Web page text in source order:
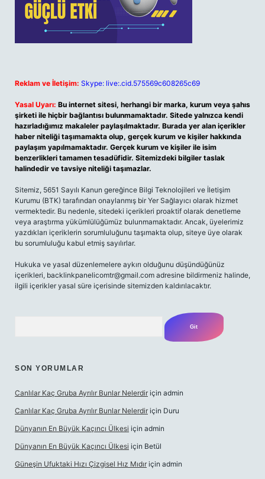
Reklam ve İletişim: Skype: live:.cid.575569c608265c69
Yasal Uyarı: Bu internet sitesi, herhangi bir marka, kurum veya şahıs
şirketi ile hiçbir bağlantısı bulunmamaktadır. Sitede yalnızca kendi
hazırladığımız makaleler paylaşılmaktadır. Burada yer alan içerikler
haber niteliği taşımamakta olup, gerçek kurum ve kişiler hakkında
paylaşım yapılmamaktadır. Gerçek kurum ve kişiler ile isim
benzerlikleri tamamen tesadüfidir. Sitemizdeki bilgiler taslak
halindedir ve tavsiye niteliği taşımazlar.
Sitemiz, 5651 Sayılı Kanun gereğince Bilgi Teknolojileri ve İletişim
Kurumu (BTK) tarafından onaylanmış bir Yer Sağlayıcı olarak hizmet
vermektedir. Bu nedenle, sitedeki içerikleri proaktif olarak denetleme
veya araştırma yükümlülüğümüz bulunmamaktadır. Ancak, üyelerimiz
yazdıkları içeriklerin sorumluluğunu taşımakta olup, siteye üye olarak
bu sorumluluğu kabul etmiş sayılırlar.
Hukuka ve yasal düzenlemelere aykırı olduğunu düşündüğünüz
içerikleri, backlinkpanelicomtr@gmail.com adresine bildirmeniz halinde,
ilgili içerikler yasal süre içerisinde sitemizden kaldırılacaktır.
SON YORUMLAR
Canlılar Kaç Gruba Ayrılır Bunlar Nelerdir için admin
Canlılar Kaç Gruba Ayrılır Bunlar Nelerdir için Duru
Dünyanın En Büyük Kaçıncı Ülkesi için admin
Dünyanın En Büyük Kaçıncı Ülkesi için Betül
Güneşin Ufuktaki Hızı Çizgisel Hız Mıdır için admin